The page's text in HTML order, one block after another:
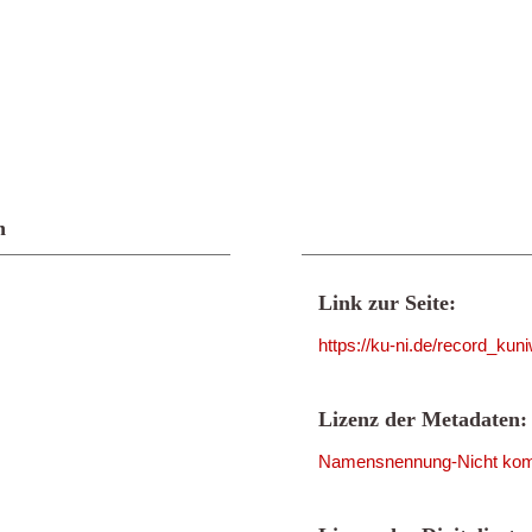
Link zur Seite:
https://ku-ni.de/
Lizenz der Metadaten:
Namensnennung-Nicht